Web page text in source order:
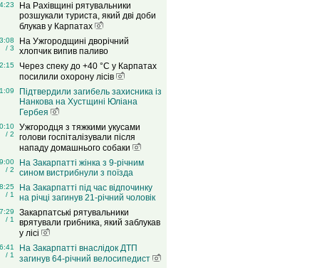
На Рахівщині рятувальники
розшукали туриста, який дві доби
блукав у Карпатах
/ 3
На Ужгородщині дворічний
хлопчик випив паливо
Через спеку до +40 °C у Карпатах
посилили охорону лісів
Підтвердили загибель захисника із
Нанкова на Хустщині Юліана
Гербея
/ 2
Ужгородця з тяжкими укусами
голови госпіталізували після
нападу домашнього собаки
/ 2
На Закарпатті жінка з 9-річним
сином вистрибнули з поїзда
/ 1
На Закарпатті під час відпочинку
на річці загинув 21-річний чоловік
/ 1
Закарпатські рятувальники
врятували грибника, який заблукав
у лісі
/ 1
На Закарпатті внаслідок ДТП
загинув 64-річний велосипедист